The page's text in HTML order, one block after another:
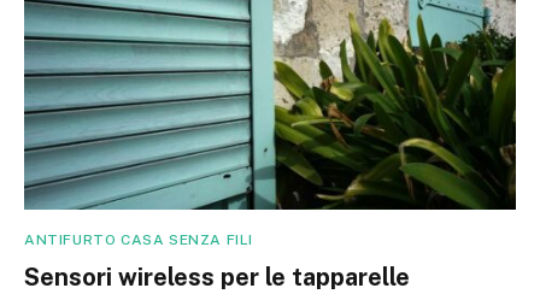
ANTIFURTO CASA SENZA FILI
Sensori wireless per le tapparelle